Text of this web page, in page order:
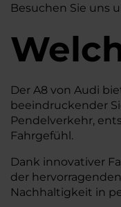
Besuchen Sie uns
Der A8 von Audi
beeindruckender
Pendelverkehr,
Fahrgefühl.
Dank innovativer
der
Nachhaltigkeit in